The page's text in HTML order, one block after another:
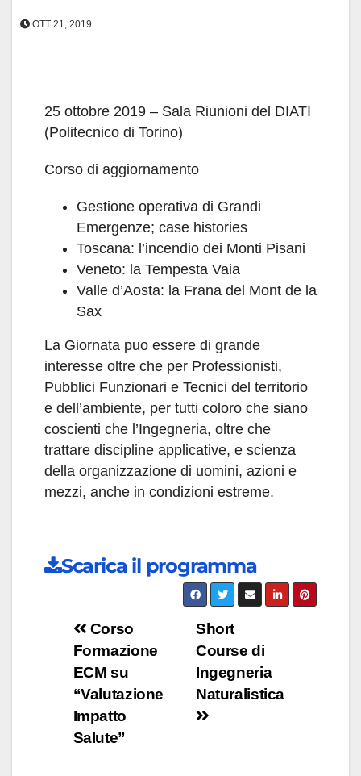
OTT 21, 2019
25 ottobre 2019 – Sala Riunioni del DIATI
(Politecnico di Torino)
Corso di aggiornamento
Gestione operativa di Grandi
Emergenze; case histories
Toscana: l’incendio dei Monti Pisani
Veneto: la Tempesta Vaia
Valle d’Aosta: la Frana del Mont de la
Sax
La Giornata puo essere di grande
interesse oltre che per Professionisti,
Pubblici Funzionari e Tecnici del territorio
e dell’ambiente, per tutti coloro che siano
coscienti che l’Ingegneria, oltre che
trattare discipline applicative, e scienza
della organizzazione di uomini, azioni e
mezzi, anche in condizioni estreme.
Scarica il programma
Navigazione
articoli
Short
Course di
Ingegneria
Naturalistica
Corso
Formazione
ECM su
“Valutazione
Impatto
Salute”